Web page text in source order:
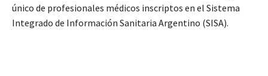
único de profesionales médicos inscriptos en el Sistema
Integrado de Información Sanitaria Argentino (SISA).